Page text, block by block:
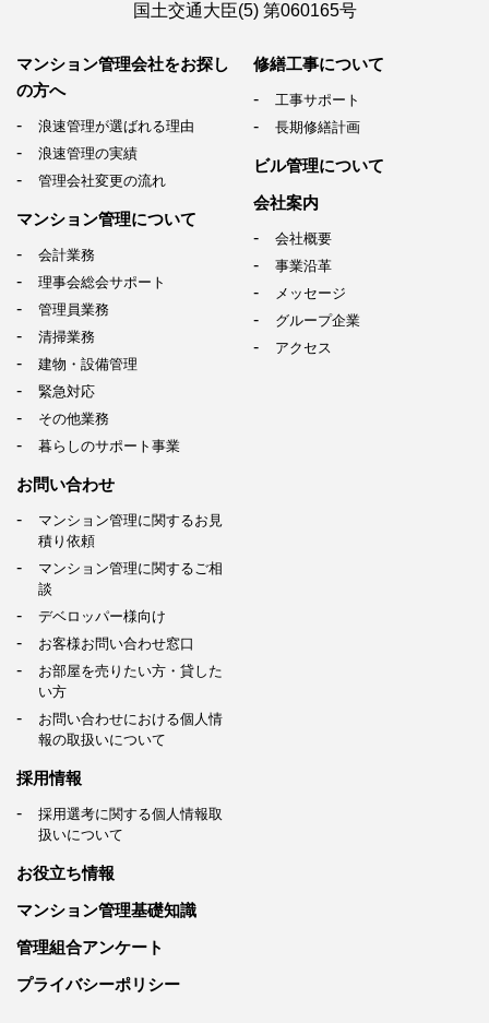
国土交通大臣(5) 第060165号
マンション管理会社をお探し
の方へ
浪速管理が選ばれる理由
浪速管理の実績
管理会社変更の流れ
マンション管理について
会計業務
理事会総会サポート
管理員業務
清掃業務
建物・設備管理
緊急対応
その他業務
暮らしのサポート事業
修繕工事について
工事サポート
長期修繕計画
ビル管理について
会社案内
会社概要
事業沿革
メッセージ
グループ企業
アクセス
お問い合わせ
マンション管理に関するお見
積り依頼
マンション管理に関するご相
談
デベロッパー様向け
お客様お問い合わせ窓口
お部屋を売りたい方・貸した
い方
お問い合わせにおける個人情
報の取扱いについて
採用情報
採用選考に関する個人情報取
扱いについて
お役立ち情報
マンション管理基礎知識
管理組合アンケート
プライバシーポリシー